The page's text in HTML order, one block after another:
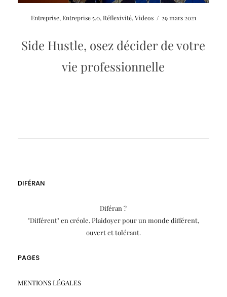
Entreprise,Entreprise 5.0,Réflexivité,Videos / 29 mars 2021
Side Hustle, osez décider de votre
vie professionnelle
DIFÉRAN
Diféran ?
"Différent" en créole. Plaidoyer pour un monde différent,
ouvert et tolérant.
PAGES
MENTIONS LÉGALES